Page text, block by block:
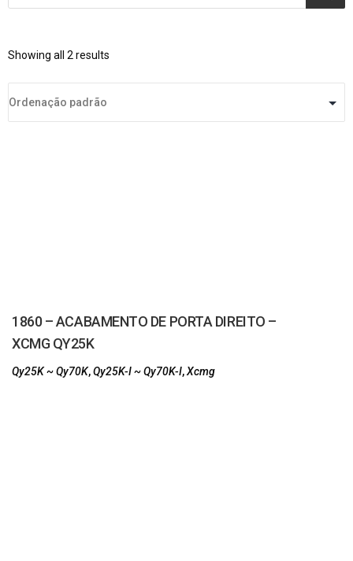
Zoomlion(84)
Showing all 2 results
1860 – ACABAMENTO DE PORTA DIREITO –
XCMG QY25K
Qy25K ~ Qy70K,Qy25K-I ~ Qy70K-I,Xcmg